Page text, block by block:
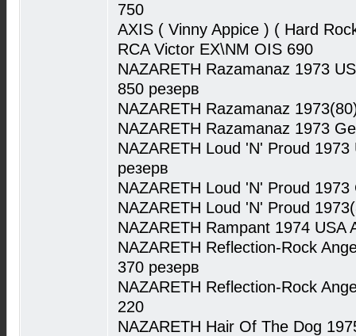
750
AXIS ( Vinny Appice ) ( Hard
RCA Victor EX\NM OIS 690
NAZARETH Razamanaz 1973
850 резерв
NAZARETH Razamanaz
NAZARETH Razamanaz 1973
NAZARETH Loud 'N' Proud
резерв
NAZARETH Loud 'N' Proud
NAZARETH Loud 'N' Proud
NAZARETH Rampant 1974 USA
NAZARETH Reflection-Rock
370 резерв
NAZARETH Reflection-Rock
220
NAZARETH Hair Of The Dog